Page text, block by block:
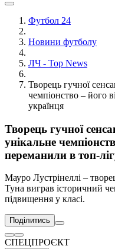
Футбол 24
Новини футболу
ЛЧ - Top News
Творець гучної
чемпіонство – його
українця
Творець гучної
унікальне
переманили в топ-
Мауро Лустрінеллі –
Туна виграв історичний
підвищення у класі.
Поділитись
СПЕЦПРОЄКТ